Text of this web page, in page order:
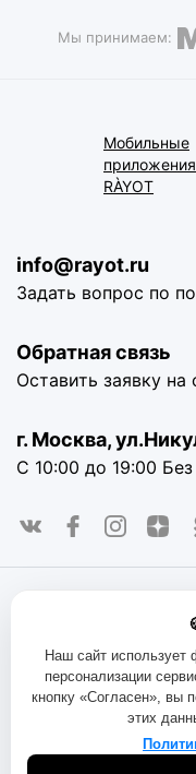
Мы принимаем:
Мобильные
приложения
RÀYOT
info@rayot.ru
Задать вопрос по
Обратная связь
Оставить заявку на
г. Москва,
С 10:00 до 19:00
использует куки-
вам в навигации, а
пользовательский
наших продуктов и
маркетинговых
Ваши
пожалуйста,
браузере.
Наш сайт
персонализации
кнопку «Согласен», вы
этих